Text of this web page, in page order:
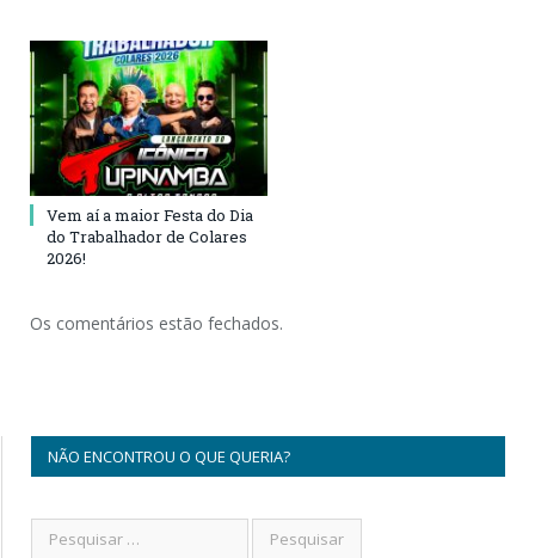
Vem aí a maior Festa do Dia
do Trabalhador de Colares
2026!
Os comentários estão fechados.
NÃO ENCONTROU O QUE QUERIA?